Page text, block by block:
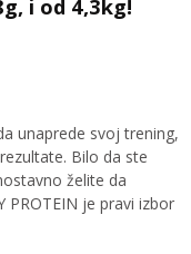
i od 4,3kg!
unaprede svoj trening,
Bilo da ste
želite da
PROTEIN je pravi izbor